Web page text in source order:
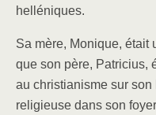
helléniques.
Sa mère, Monique, était
que son père, Patricius,
au christianisme sur
religieuse dans son